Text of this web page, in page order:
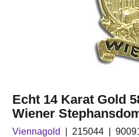
Echt 14 Karat Gold
Wiener
Viennagold 215044